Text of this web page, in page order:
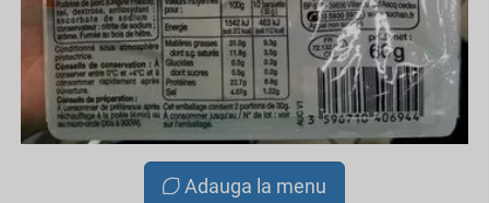
Adauga la menu